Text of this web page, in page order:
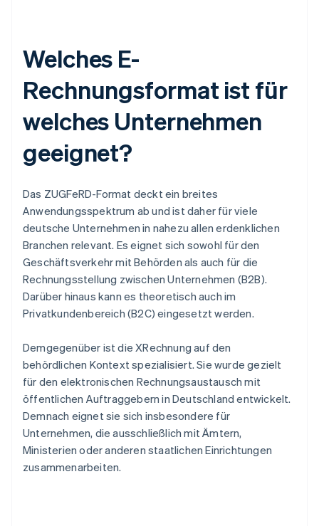
Welches E-
Rechnungsformat ist für
welches Unternehmen
geeignet?
Das ZUGFeRD-Format deckt ein breites
Anwendungsspektrum ab und ist daher für viele
deutsche Unternehmen in nahezu allen erdenklichen
Branchen relevant. Es eignet sich sowohl für den
Geschäftsverkehr mit Behörden als auch für die
Rechnungsstellung zwischen Unternehmen (B2B).
Darüber hinaus kann es theoretisch auch im
Privatkundenbereich (B2C) eingesetzt werden.
Demgegenüber ist die XRechnung auf den
behördlichen Kontext spezialisiert. Sie wurde gezielt
für den elektronischen Rechnungsaustausch mit
öffentlichen Auftraggebern in Deutschland entwickelt.
Demnach eignet sie sich insbesondere für
Unternehmen, die ausschließlich mit Ämtern,
Ministerien oder anderen staatlichen Einrichtungen
zusammenarbeiten.